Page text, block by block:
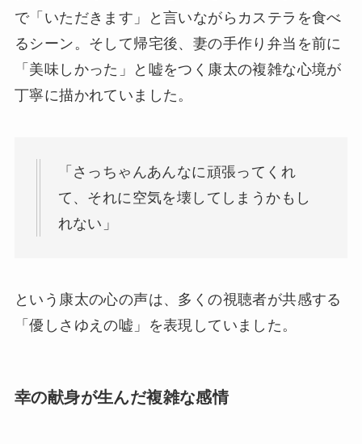
で「いただきます」と言いながらカステラを食べ
るシーン。そして帰宅後、妻の手作り弁当を前に
「美味しかった」と嘘をつく康太の複雑な心境が
丁寧に描かれていました。
「さっちゃんあんなに頑張ってくれ
て、それに空気を壊してしまうかもし
れない」
という康太の心の声は、多くの視聴者が共感する
「優しさゆえの嘘」を表現していました。
幸の献身が生んだ複雑な感情